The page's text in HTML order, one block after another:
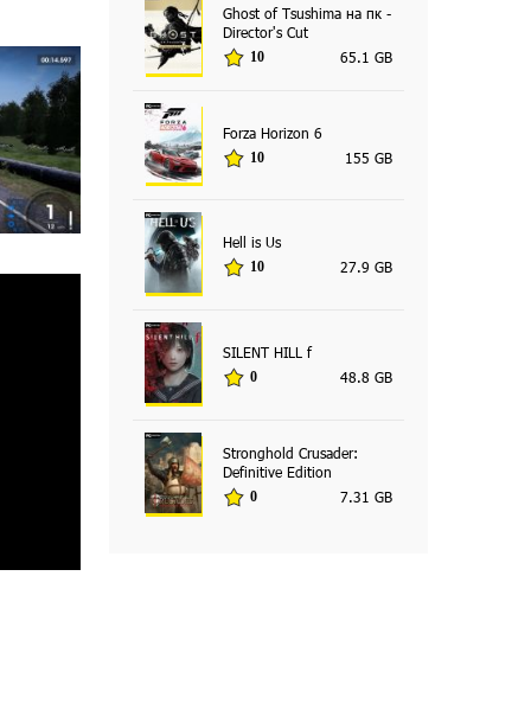
Ghost of Tsushima на пк -
Director's Cut
10 65.1 GB
Forza Horizon 6
10 155 GB
Hell is Us
10 27.9 GB
SILENT HILL f
0 48.8 GB
Stronghold Crusader:
Definitive Edition
0 7.31 GB